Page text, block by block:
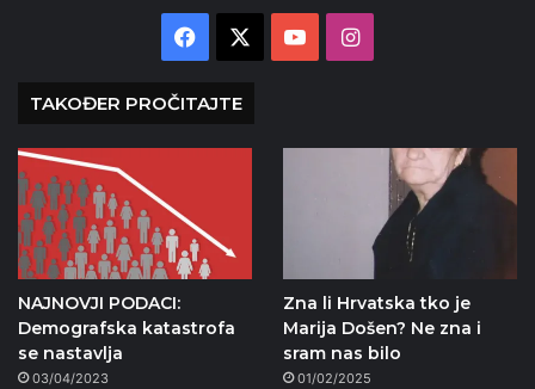
Facebook YouTubeInstagram
TAKOĐER PROČITAJTE
NAJNOVJI PODACI:
Demografska katastrofa
se nastavlja
03/04/2023
Zna li Hrvatska tko je
Marija Došen? Ne zna i
sram nas bilo
01/02/2025